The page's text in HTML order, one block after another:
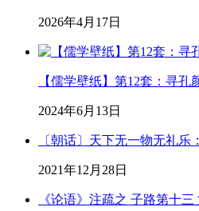
2026年4月17日
【儒学壁纸】第12套：寻孔
2024年6月13日
〔朝话〕天下无一物无礼
2021年12月28日
《论语》注疏之 子路第十三